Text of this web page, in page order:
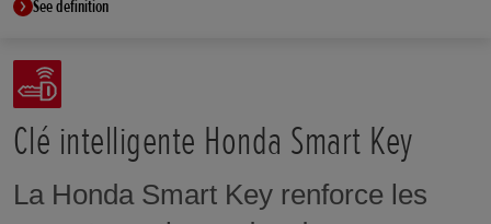
démarrage du moteur que si les
numéros correspondent. Même une
clé copiée ne peut permettre le
démarrage si le code transmis ne
correspond pas.
See definition
Clé intelligente Honda Smart Key
La Honda Smart Key renforce les